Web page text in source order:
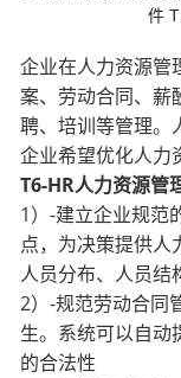
件
企业在人力资源管
案、劳动合同、薪
聘、培训等管理。
企业希望优化人力
T6-HR人力资源管
1）-建立企业规范
点，为决策提供人
人员分布、人员结
2）-规范劳动合同
生。系统可以自动
的合法性